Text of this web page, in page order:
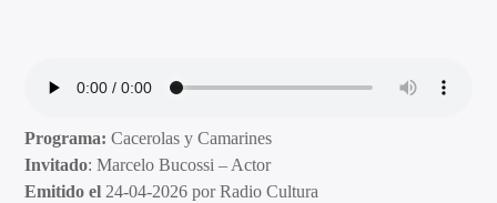
Programa: Cacerolas y Camarines
Invitado: Marcelo Bucossi – Actor
Emitido el 24-04-2026 por Radio Cultura